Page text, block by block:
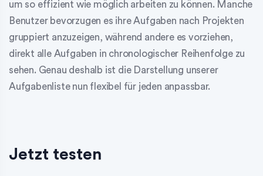
um so effizient wie möglich arbeiten zu können. Manche
Benutzer bevorzugen es ihre Aufgaben nach Projekten
gruppiert anzuzeigen, während andere es vorziehen,
direkt alle Aufgaben in chronologischer Reihenfolge zu
sehen. Genau deshalb ist die Darstellung unserer
Aufgabenliste nun flexibel für jeden anpassbar.
Jetzt testen